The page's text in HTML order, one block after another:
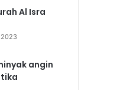
Al Isra
angin